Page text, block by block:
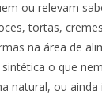
ou relevam
tortas,
na área de
o que
natural, ou